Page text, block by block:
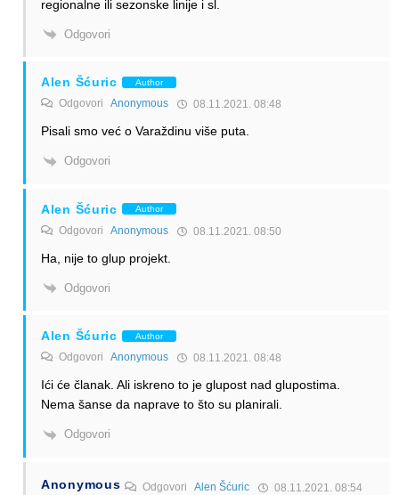
regionalne ili sezonske linije i sl.
Odgovori
Alen Šćuric Author
Odgovori Anonymous 08.11.2021. 08:48
Pisali smo već o Varaždinu više puta.
Odgovori
Alen Šćuric Author
Odgovori Anonymous 08.11.2021. 08:50
Ha, nije to glup projekt.
Odgovori
Alen Šćuric Author
Odgovori Anonymous 08.11.2021. 08:48
Ići će članak. Ali iskreno to je glupost nad glupostima.
Nema šanse da naprave to što su planirali.
Odgovori
Anonymous OdgovoriAlen Šćuric 08.11.2021. 08:54